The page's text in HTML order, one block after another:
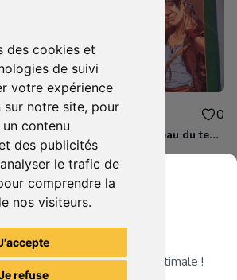
des cookies et
de suivi
votre expérience
sur notre site, pour
contenu
des publicités
le trafic de
comprendre la
nos visiteurs.
refuse
0
Manga Gunslinger Girl 4 volumes
18.00€ 0
La quête de l'oiseau du temps
les articles du vendeur
Grenier du Geek
app pour une expérience optimale !